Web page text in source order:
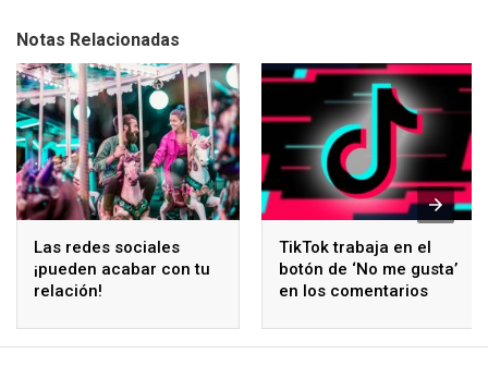
Notas Relacionadas
Las redes sociales
¡pueden acabar con tu
relación!
TikTok trabaja en el
botón de ‘No me gusta’
en los comentarios